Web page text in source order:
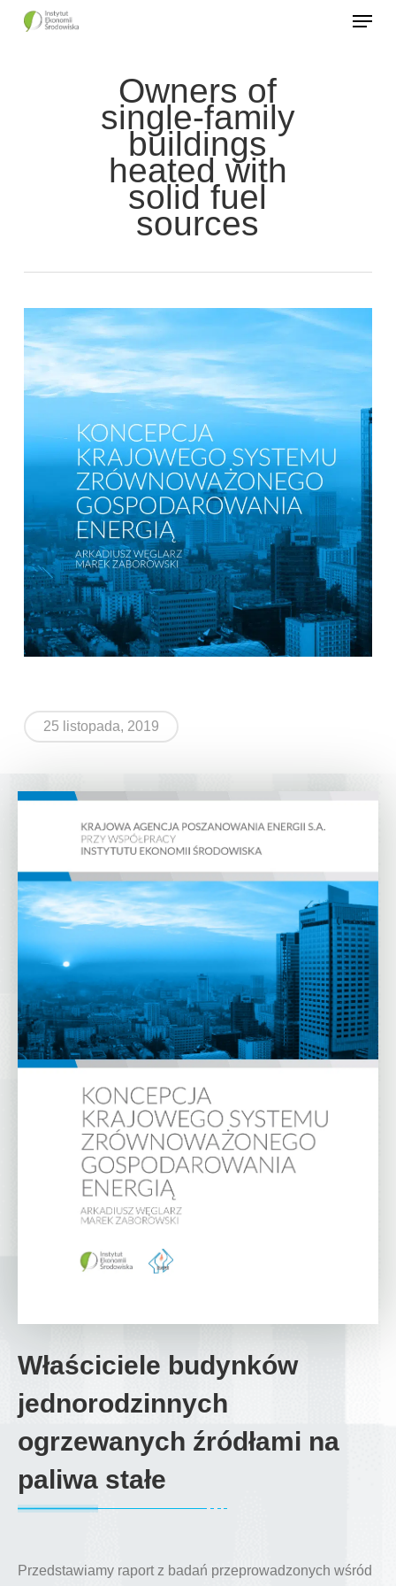
Skip
Owners of
single-family
buildings
heated with
solid fuel
sources
25 listopada, 2019
Właściciele budynków
jednorodzinnych
ogrzewanych źródłami na
paliwa stałe
Przedstawiamy raport z badań przeprowadzonych wśród